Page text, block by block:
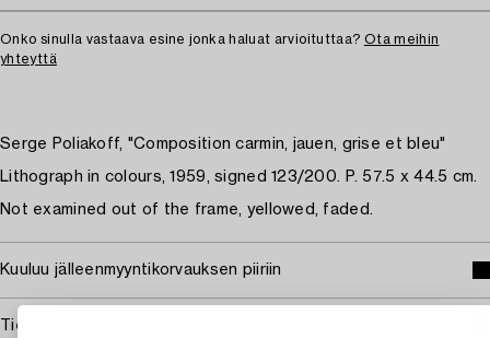
Onko sinulla vastaava esine jonka haluat arvioituttaa? Ota meihin
yhteyttä
Serge Poliakoff, "Composition carmin, jauen, grise et bleu"
Lithograph in colours, 1959, signed 123/200. P. 57.5 x 44.5 cm.
Not examined out of the frame, yellowed, faded.
Kuuluu jälleenmyyntikorvauksen piiriin
Tietoa ostamisesta